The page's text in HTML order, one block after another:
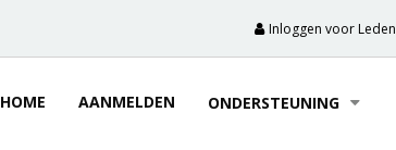
Inloggen voor Leden
HOME AANMELDEN ONDERSTEUNING